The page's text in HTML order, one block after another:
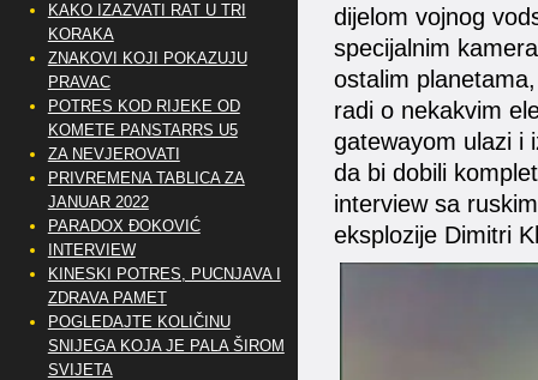
dijelom vojnog
specijalnim
ostalim
radi o nekakvim
gatewayom ulazi i
da bi dobili
interview sa
eksplozije Dimitri
KAKO IZAZVATI RAT U TRI
KORAKA
ZNAKOVI KOJI POKAZUJU
PRAVAC
POTRES KOD RIJEKE OD
KOMETE PANSTARRS U5
ZA NEVJEROVATI
PRIVREMENA TABLICA ZA
JANUAR 2022
PARADOX ĐOKOVIĆ
INTERVIEW
KINESKI POTRES, PUCNJAVA I
ZDRAVA PAMET
POGLEDAJTE KOLIČINU
SNIJEGA KOJA JE PALA ŠIROM
SVIJETA